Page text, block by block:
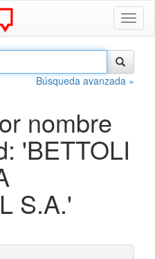
Búsqueda avanzada »
nombre
'BETTOLI
S.A.'